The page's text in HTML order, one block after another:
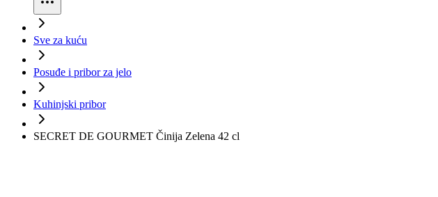
Sve za kuću
Posuđe i pribor za jelo
Kuhinjski pribor
SECRET DE GOURMET Činija Zelena 42 cl